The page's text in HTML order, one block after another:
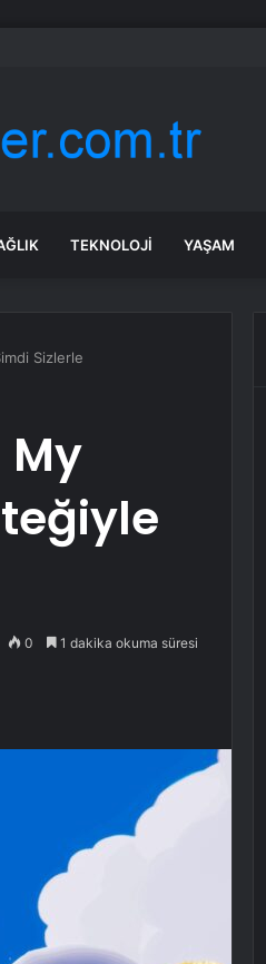
TEKNOLOJI YAŞAM
Sizlerle
My
0 1 dakika okuma süresi